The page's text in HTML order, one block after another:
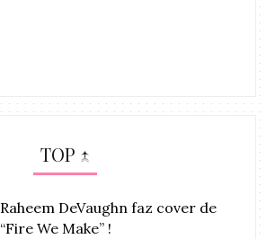
TOP ↑
Raheem DeVaughn faz cover de
“Fire We Make” !